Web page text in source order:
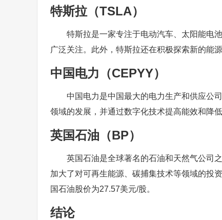
特斯拉（TSLA）
特斯拉是一家专注于电动汽车、太阳能电
广泛关注。此外，特斯拉还在积极探索新的能
中国电力（CEPYY）
中国电力是中国最大的电力生产和供应公
领域的发展，并通过数字化技术提高能效和降
英国石油（BP）
英国石油是全球著名的石油和天然气公司
加大了对可再生能源、碳捕集技术等领域的投
国石油股价为27.57美元/股。
结论